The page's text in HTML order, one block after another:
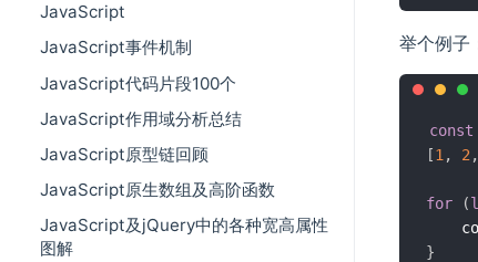
JavaScript
JavaScript事件机制
JavaScript代码片段100个
JavaScript作用域分析总结
JavaScript原型链回顾
JavaScript原生数组及高阶函数
JavaScript及jQuery中的各种宽高属性
图解
举个例子
const
[1 , 2 ,
for (
}